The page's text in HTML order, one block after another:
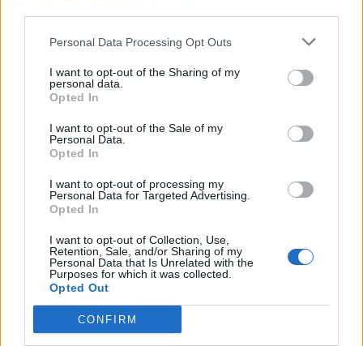
Personal Data Processing Opt Outs
I want to opt-out of the Sharing of my
personal data.
Opted In
I want to opt-out of the Sale of my
Personal Data.
Opted In
I want to opt-out of processing my
Personal Data for Targeted Advertising.
Opted In
I want to opt-out of Collection, Use,
Retention, Sale, and/or Sharing of my
Personal Data that Is Unrelated with the
Purposes for which it was collected.
Opted Out
CONFIRM
Οι Σύλλογοι«Φλόγα»και«Λάμψη»
βρίσκονται δίπλα στις οικογένειες, μοιράζονται
τους φόβους και τις αγωνίες τους και στηρίζουν
με κάθε τρόπο τον αγώνα τους.
Προσπαθούν να ενημερώσουν σωστά τη κοινή
γνώμη για τον καρκίνο της παιδικής ηλικίας και
να διαλύσουν τις προκαταλήψεις.
Ο καρκίνος της παιδικής ηλικίας μπορεί να
ιαθεί!
Τα παιδιά έχουν δικαίωμα στη σωστή ιατρική
φροντίδα, ανεξάρτητα από την εθνική,
κοινωνική ή οικονομική τους κατάσταση!
Τα παιδιά με καρκίνο έχουν την ανάγκη όλων
μας!